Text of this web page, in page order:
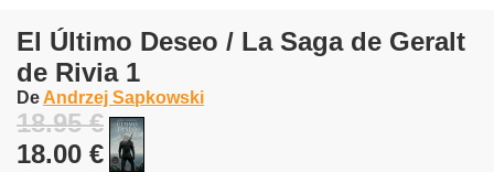
El Último Deseo / La Saga de Geralt
de Rivia 1
De Andrzej Sapkowski
18.95 €
18.00 €